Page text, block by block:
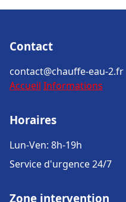
Contact
contact@chauffe-eau-2.fr
Accueil Informations
Horaires
Lun-Ven: 8h-19h
Service d'urgence 24/7
Zone intervention